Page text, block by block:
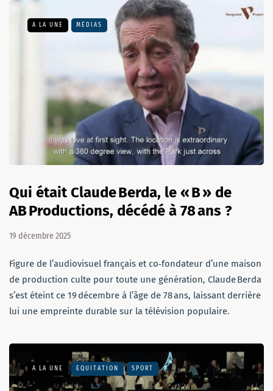
A LA UNE MÉDIAS
Qui était Claude Berda, le « B » de
AB Productions, décédé à 78 ans ?
19 décembre 2025
Figure de l’audiovisuel français et co‑fondateur d’une maison
de production culte pour toute une génération, Claude Berda
s’est éteint ce 19 décembre à l’âge de 78 ans, laissant derrière
lui une empreinte durable sur la télévision populaire.
A LA UNE EQUITATION SPORT